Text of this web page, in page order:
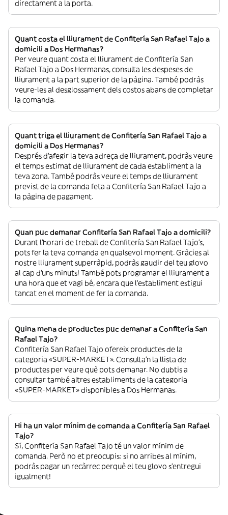
directament a la porta.
Quant costa el lliurament de Confitería San Rafael Tajo a
domicili a Dos Hermanas?
Per veure quant costa el lliurament de Confitería San
Rafael Tajo a Dos Hermanas, consulta les despeses de
lliurament a la part superior de la pàgina. També podràs
veure-les al desglossament dels costos abans de completar
la comanda.
Quant triga el lliurament de Confitería San Rafael Tajo a
domicili a Dos Hermanas?
Després d’afegir la teva adreça de lliurament, podràs veure
el temps estimat de lliurament de cada establiment a la
teva zona. També podràs veure el temps de lliurament
previst de la comanda feta a Confitería San Rafael Tajo a
la pàgina de pagament.
Quan puc demanar Confitería San Rafael Tajo a domicili?
Durant l’horari de treball de Confitería San Rafael Tajo’s,
pots fer la teva comanda en qualsevol moment. Gràcies al
nostre lliurament superràpid, podràs gaudir del teu glovo
al cap d’uns minuts! També pots programar el lliurament a
una hora que et vagi bé, encara que l’establiment estigui
tancat en el moment de fer la comanda.
Quina mena de productes puc demanar a Confitería San
Rafael Tajo?
Confitería San Rafael Tajo ofereix productes de la
categoria «SUPER-MARKET». Consulta’n la llista de
productes per veure què pots demanar. No dubtis a
consultar també altres establiments de la categoria
«SUPER-MARKET» disponibles a Dos Hermanas.
Hi ha un valor mínim de comanda a Confitería San Rafael
Tajo?
Sí, Confitería San Rafael Tajo té un valor mínim de
comanda. Però no et preocupis: si no arribes al mínim,
podràs pagar un recàrrec perquè el teu glovo s’entregui
igualment!